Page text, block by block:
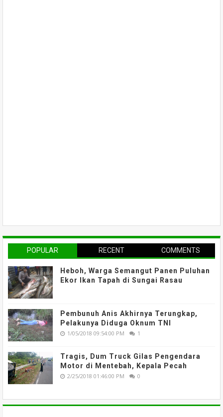
POPULAR RECENT COMMENTS
Heboh, Warga Semangut Panen Puluhan
Ekor Ikan Tapah di Sungai Rasau
Pembunuh Anis Akhirnya Terungkap,
Pelakunya Diduga Oknum TNI
1/05/2018 09:54:00 PM 1
Tragis, Dum Truck Gilas Pengendara
Motor di Mentebah, Kepala Pecah
2/25/2018 01:46:00 PM 0